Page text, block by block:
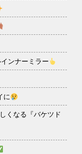
ンナーミラー
に
くなる『バケツド